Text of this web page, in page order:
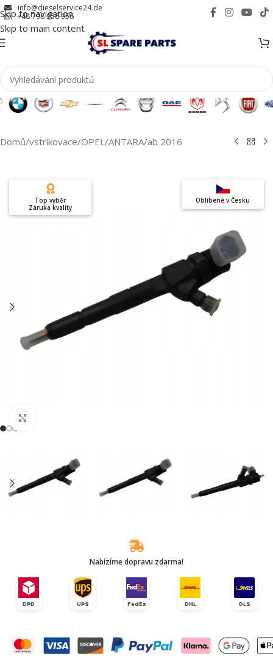
Skip to navigation
Skip to main content
info@dieselservice24.de
+48 798 956 956
Domů/vstrikovace/OPEL/ANTARA/ab 2016
Oblíbené v Česku
Top výběr
Záruka kvality
Nabízíme dopravu zdarma!
DPD UPS FedEx DHL GLS